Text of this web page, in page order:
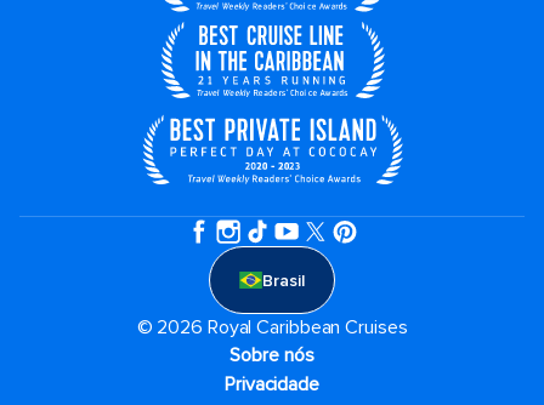
Brasil
© 2026 Royal Caribbean Cruises
Sobre nós
Privacidade